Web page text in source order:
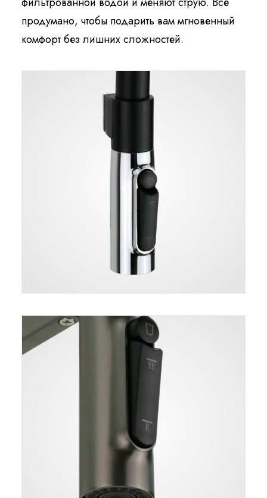
продумано, чтобы подарить вам мгновенный
комфорт без лишних сложностей.